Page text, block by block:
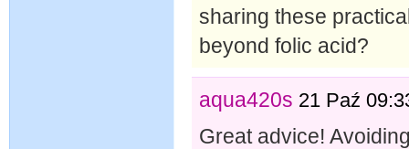
sharing these
beyond folic acid?
aqua420s 21 Paź
Great advice!